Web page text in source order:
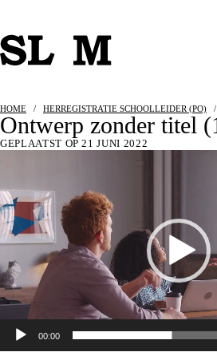
HOME / HERREGISTRATIE SCHOOLLEIDER (PO)
Ontwerp zonder titel
GEPLAATST OP 21 JUNI 2022
00:00